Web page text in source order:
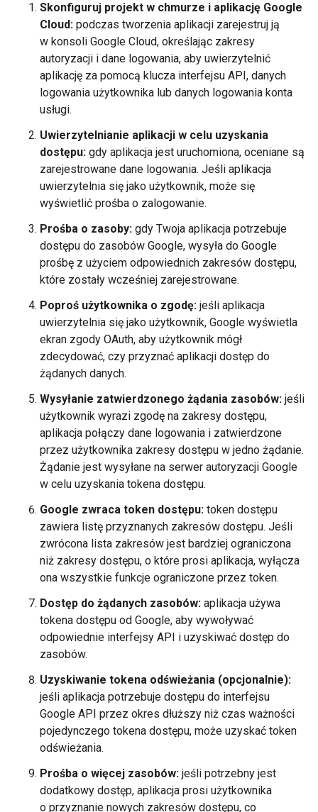
Skonfiguruj projekt w chmurze i aplikację Google
Cloud: podczas tworzenia aplikacji zarejestruj ją
w konsoli Google Cloud, określając zakresy
autoryzacji i dane logowania, aby uwierzytelnić
aplikację za pomocą klucza interfejsu API, danych
logowania użytkownika lub danych logowania konta
usługi.
Uwierzytelnianie aplikacji w celu uzyskania
dostępu: gdy aplikacja jest uruchomiona, oceniane są
zarejestrowane dane logowania. Jeśli aplikacja
uwierzytelnia się jako użytkownik, może się
wyświetlić prośba o zalogowanie.
Prośba o zasoby: gdy Twoja aplikacja potrzebuje
dostępu do zasobów Google, wysyła do Google
prośbę z użyciem odpowiednich zakresów dostępu,
które zostały wcześniej zarejestrowane.
Poproś użytkownika o zgodę: jeśli aplikacja
uwierzytelnia się jako użytkownik, Google wyświetla
ekran zgody OAuth, aby użytkownik mógł
zdecydować, czy przyznać aplikacji dostęp do
żądanych danych.
Wysyłanie zatwierdzonego żądania zasobów: jeśli
użytkownik wyrazi zgodę na zakresy dostępu,
aplikacja połączy dane logowania i zatwierdzone
przez użytkownika zakresy dostępu w jedno żądanie.
Żądanie jest wysyłane na serwer autoryzacji Google
w celu uzyskania tokena dostępu.
Google zwraca token dostępu: token dostępu
zawiera listę przyznanych zakresów dostępu. Jeśli
zwrócona lista zakresów jest bardziej ograniczona
niż zakresy dostępu, o które prosi aplikacja, wyłącza
ona wszystkie funkcje ograniczone przez token.
Dostęp do żądanych zasobów: aplikacja używa
tokena dostępu od Google, aby wywoływać
odpowiednie interfejsy API i uzyskiwać dostęp do
zasobów.
Uzyskiwanie tokena odświeżania (opcjonalnie):
jeśli aplikacja potrzebuje dostępu do interfejsu
Google API przez okres dłuższy niż czas ważności
pojedynczego tokena dostępu, może uzyskać token
odświeżania.
Prośba o więcej zasobów: jeśli potrzebny jest
dodatkowy dostęp, aplikacja prosi użytkownika
o przyznanie nowych zakresów dostępu, co